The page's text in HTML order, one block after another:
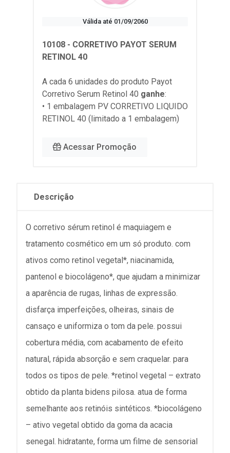
Válida até 01/09/2060
10108 - CORRETIVO PAYOT SERUM
RETINOL 40
A cada 6 unidades do produto Payot
Corretivo Serum Retinol 40 ganhe:
• 1 embalagem PV CORRETIVO LIQUIDO
RETINOL 40 (limitado a 1 embalagem)
Acessar Promoção
Descrição
O corretivo sérum retinol é maquiagem e
tratamento cosmético em um só produto. com
ativos como retinol vegetal*, niacinamida,
pantenol e biocolágeno*, que ajudam a minimizar
a aparência de rugas, linhas de expressão.
disfarça imperfeições, olheiras, sinais de
cansaço e uniformiza o tom da pele. possui
cobertura média, com acabamento de efeito
natural, rápida absorção e sem craquelar. para
todos os tipos de pele. *retinol vegetal – extrato
obtido da planta bidens pilosa. atua de forma
semelhante aos retinóis sintéticos. *biocolágeno
– ativo vegetal obtido da goma da acacia
senegal. hidratante, forma um filme de sensorial